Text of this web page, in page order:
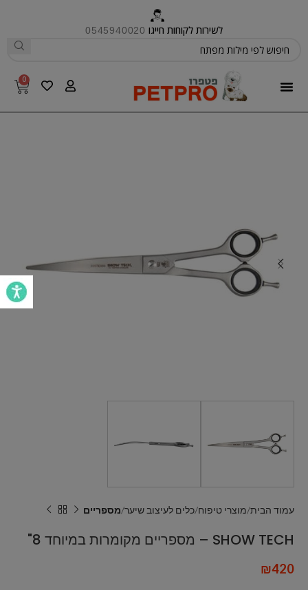
לשירות לקוחות חייגו 0545940020
0
עמוד הבית מוצרי טיפוח כלים לעיצוב שיער מספריים
SHOW TECH – מספריים מקומרות במיוחד 8"
₪420